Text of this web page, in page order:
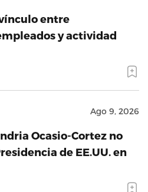
entre
y actividad
Ago 9, 2026
Ocasio-Cortez no
de EE.UU. en